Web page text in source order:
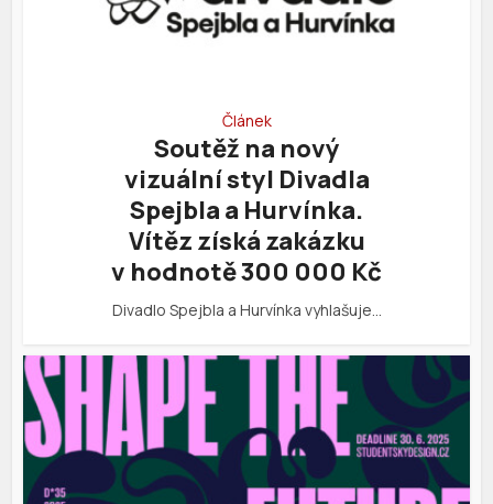
Článek
Soutěž na nový
vizuální styl Divadla
Spejbla a Hurvínka.
Vítěz získá zakázku
v hodnotě 300 000 Kč
Divadlo Spejbla a Hurvínka vyhlašuje…